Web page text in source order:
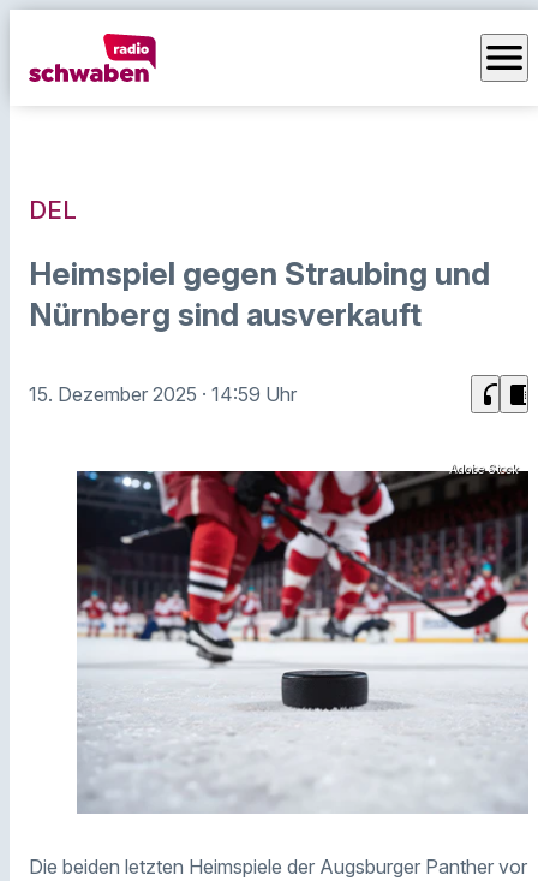
menu
DEL
Heimspiel gegen Straubing und
Nürnberg sind ausverkauft
15. Dezember 2025 · 14:59 Uhr headphones chrome_reader_mode
Adobe Stock
Die beiden letzten Heimspiele der Augsburger Panther vor